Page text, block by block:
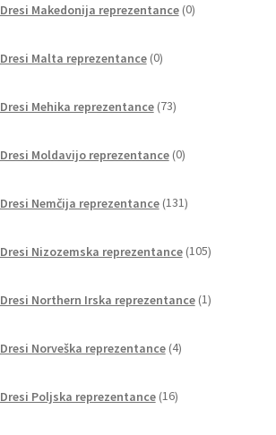
Dresi Makedonija reprezentance 0izdelkov
Dresi Malta reprezentance 0izdelkov
Dresi Mehika reprezentance 73izdelkov
Dresi Moldavijo reprezentance 0izdelkov
Dresi Nemčija reprezentance 131izdelkov
Dresi Nizozemska reprezentance 105izdelkov
Dresi Northern Irska reprezentance 1izdelek
Dresi Norveška reprezentance 4izdelki
Dresi Poljska reprezentance 16izdelkov